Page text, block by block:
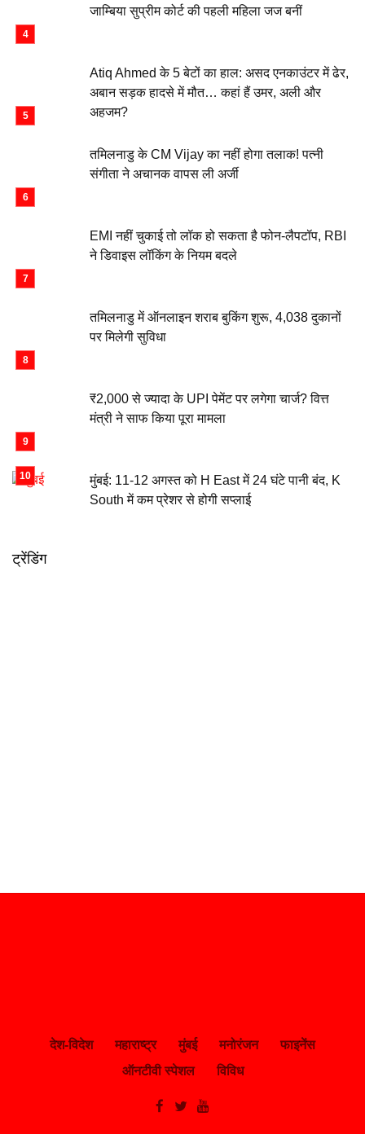
जाम्बिया सुप्रीम कोर्ट की पहली महिला जज बनीं
Atiq Ahmed के 5 बेटों का हाल: असद एनकाउंटर में ढेर,
अबान सड़क हादसे में मौत… कहां हैं उमर, अली और
अहजम?
तमिलनाडु के CM Vijay का नहीं होगा तलाक! पत्नी
संगीता ने अचानक वापस ली अर्जी
EMI नहीं चुकाई तो लॉक हो सकता है फोन-लैपटॉप, RBI
ने डिवाइस लॉकिंग के नियम बदले
तमिलनाडु में ऑनलाइन शराब बुकिंग शुरू, 4,038 दुकानों
पर मिलेगी सुविधा
₹2,000 से ज्यादा के UPI पेमेंट पर लगेगा चार्ज? वित्त
मंत्री ने साफ किया पूरा मामला
मुंबई: 11-12 अगस्त को H East में 24 घंटे पानी बंद, K
South में कम प्रेशर से होगी सप्लाई
ट्रेंडिंग
देश-विदेश महाराष्ट्र मुंबई मनोरंजन
फाइनेंस
ऑनटीवी स्पेशल
विविध